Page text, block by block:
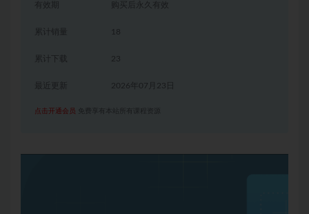
有效期 购买后永久有效
累计销量 18
累计下载 23
2026年07月23日
点击开通会员 免费享有本站所有课程资源